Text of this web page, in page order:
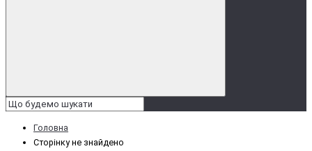
Головна
Сторінку не знайдено